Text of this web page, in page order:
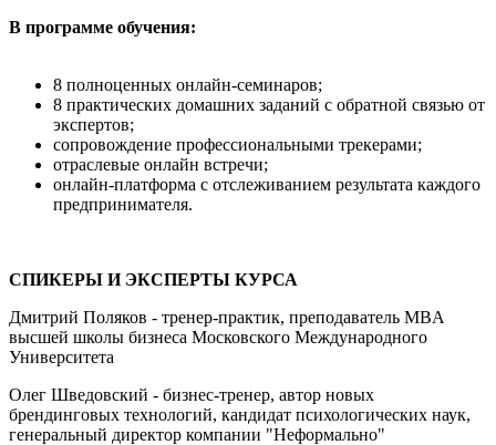
В программе обучения:
8 полноценных онлайн-семинаров;
8 практических домашних заданий с обратной связью от
экспертов;
сопровождение профессиональными трекерами;
отраслевые онлайн встречи;
онлайн-платформа с отслеживанием результата каждого
предпринимателя.
СПИКЕРЫ И ЭКСПЕРТЫ КУРСА
Дмитрий Поляков - тренер-практик, преподаватель MBA
высшей школы бизнеса Московского Международного
Университета
Олег Шведовский - бизнес-тренер, автор новых
брендинговых технологий, кандидат психологических наук,
генеральный директор компании "Неформально"